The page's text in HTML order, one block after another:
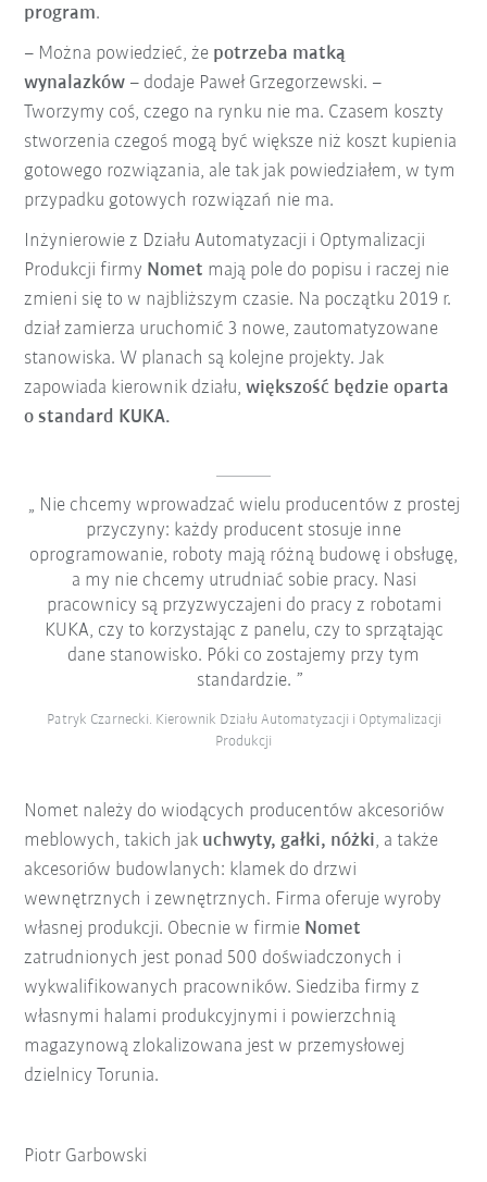
program.
– Można powiedzieć, że potrzeba matką
wynalazków – dodaje Paweł Grzegorzewski. –
Tworzymy coś, czego na rynku nie ma. Czasem koszty
stworzenia czegoś mogą być większe niż koszt kupienia
gotowego rozwiązania, ale tak jak powiedziałem, w tym
przypadku gotowych rozwiązań nie ma.
Inżynierowie z Działu Automatyzacji i Optymalizacji
Produkcji firmy Nomet mają pole do popisu i raczej nie
zmieni się to w najbliższym czasie. Na początku 2019 r.
dział zamierza uruchomić 3 nowe, zautomatyzowane
stanowiska. W planach są kolejne projekty. Jak
zapowiada kierownik działu,większość będzie oparta
o standard KUKA.
Nie chcemy wprowadzać wielu producentów z prostej
przyczyny: każdy producent stosuje inne
oprogramowanie, roboty mają różną budowę i obsługę,
a my nie chcemy utrudniać sobie pracy. Nasi
pracownicy są przyzwyczajeni do pracy z robotami
KUKA, czy to korzystając z panelu, czy to sprzątając
dane stanowisko. Póki co zostajemy przy tym
standardzie.
Patryk Czarnecki. Kierownik Działu Automatyzacji i Optymalizacji
Produkcji
Nomet należy do wiodących producentów akcesoriów
meblowych, takich jak uchwyty, gałki, nóżki, a także
akcesoriów budowlanych: klamek do drzwi
wewnętrznych i zewnętrznych. Firma oferuje wyroby
własnej produkcji. Obecnie w firmie Nomet
zatrudnionych jest ponad 500 doświadczonych i
wykwalifikowanych pracowników. Siedziba firmy z
własnymi halami produkcyjnymi i powierzchnią
magazynową zlokalizowana jest w przemysłowej
dzielnicy Torunia.
Piotr Garbowski